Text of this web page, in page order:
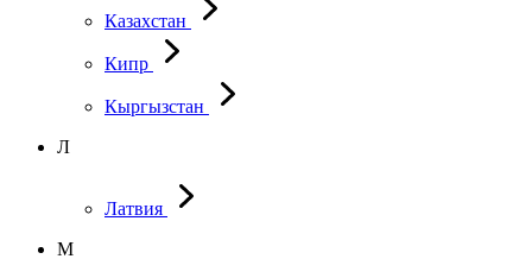
Казахстан
Кипр
Кыргызстан
Л
Латвия
М